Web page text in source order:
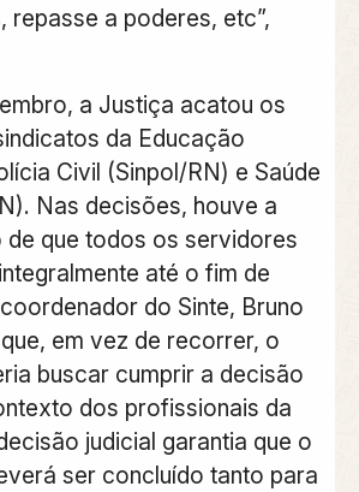
repasse a poderes, etc”,
a Justiça acatou os
da Educação
Civil (Sinpol/RN) e Saúde
Nas decisões, houve a
de que todos os servidores
até o fim de
do Sinte, Bruno
em vez de recorrer, o
buscar cumprir a decisão
dos profissionais da
judicial garantia que o
ser concluído tanto para